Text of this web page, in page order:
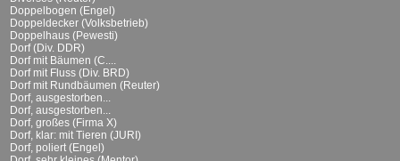
Doppelbogen (Engel)
Doppeldecker (Volksbetrieb)
Doppelhaus (Pewesti)
Dorf (Div. DDR)
Dorf mit Bäumen (C....
Dorf mit Fluss (Div. BRD)
Dorf mit Rundbäumen (Reuter)
Dorf, ausgestorben...
Dorf, ausgestorben...
Dorf, großes (Firma X)
Dorf, klar: mit Tieren (JURI)
Dorf, poliert (Engel)